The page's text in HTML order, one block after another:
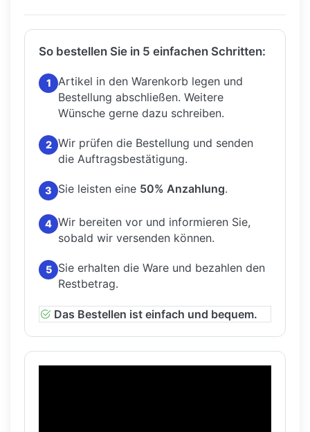
So bestellen Sie in 5 einfachen Schritten:
1
Artikel in den Warenkorb legen und
Bestellung abschließen. Weitere
Wünsche gerne dazu schreiben.
2 Wir prüfen die Bestellung und senden
die Auftragsbestätigung.
3 Sie leisten eine 50% Anzahlung.
4 Wir bereiten vor und informieren Sie,
sobald wir versenden können.
5
Sie erhalten die Ware und bezahlen den
Restbetrag.
Das Bestellen ist einfach und bequem.